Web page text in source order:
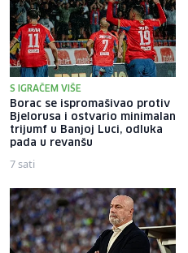
S IGRAČEM VIŠE
Borac se ispromašivao protiv
Bjelorusa i ostvario minimalan
trijumf u Banjoj Luci, odluka
pada u revanšu
7 sati